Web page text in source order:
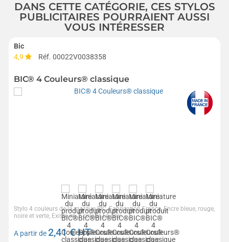
DANS CETTE CATÉGORIE, CES STYLOS
PUBLICITAIRES POURRAIENT AUSSI
VOUS INTÉRESSER
Bic
4,9
Réf. 00022V0038358
BIC® 4 Couleurs® classique
Stylo 4 couleurs de la marque BIC, Fabrication France, Encre bleue, rouge,
noire et verte, Existe en 7 coloris Le prix...
A partir de2,41€ HT